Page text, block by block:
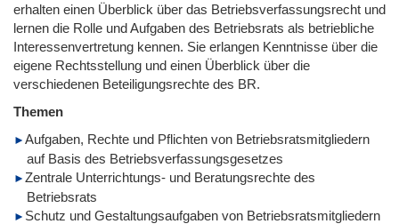
erhalten einen Überblick über das Betriebsverfassungsrecht und
lernen die Rolle und Aufgaben des Betriebsrats als betriebliche
Interessenvertretung kennen. Sie erlangen Kenntnisse über die
eigene Rechtsstellung und einen Überblick über die
verschiedenen Beteiligungsrechte des BR.
Themen
Aufgaben, Rechte und Pflichten von Betriebsratsmitgliedern
auf Basis des Betriebsverfassungsgesetzes
Zentrale Unterrichtungs- und Beratungsrechte des
Betriebsrats
Schutz und Gestaltungsaufgaben von Betriebsratsmitgliedern